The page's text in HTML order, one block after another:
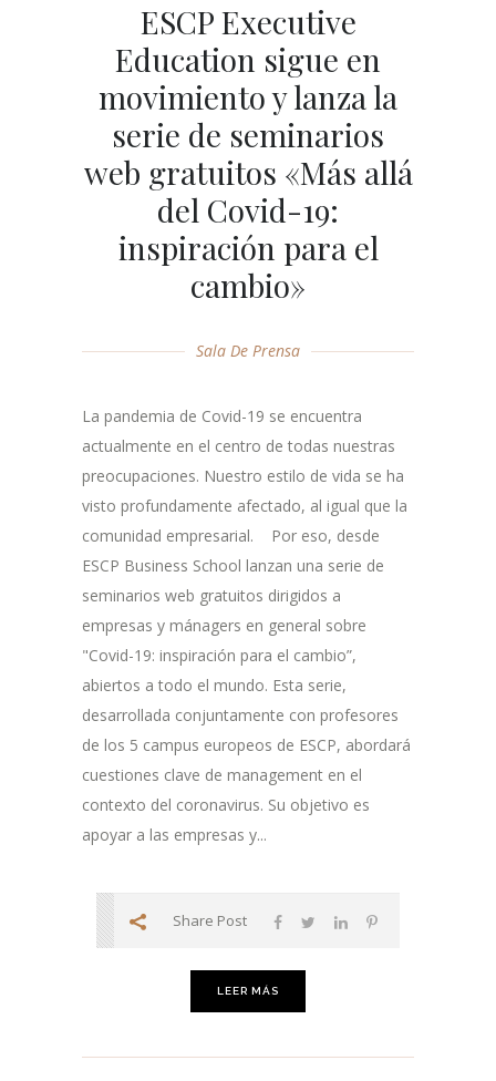
ESCP Executive
Education sigue en
movimiento y lanza la
serie de seminarios
web gratuitos «Más allá
del Covid-19:
inspiración para el
cambio»
Sala De Prensa
La pandemia de Covid-19 se encuentra
actualmente en el centro de todas nuestras
preocupaciones. Nuestro estilo de vida se ha
visto profundamente afectado, al igual que la
comunidad empresarial. Por eso, desde
ESCP Business School lanzan una serie de
seminarios web gratuitos dirigidos a
empresas y mánagers en general sobre
"Covid-19: inspiración para el cambio”,
abiertos a todo el mundo. Esta serie,
desarrollada conjuntamente con profesores
de los 5 campus europeos de ESCP, abordará
cuestiones clave de management en el
contexto del coronavirus. Su objetivo es
apoyar a las empresas y...
Share Post
LEER MÁS